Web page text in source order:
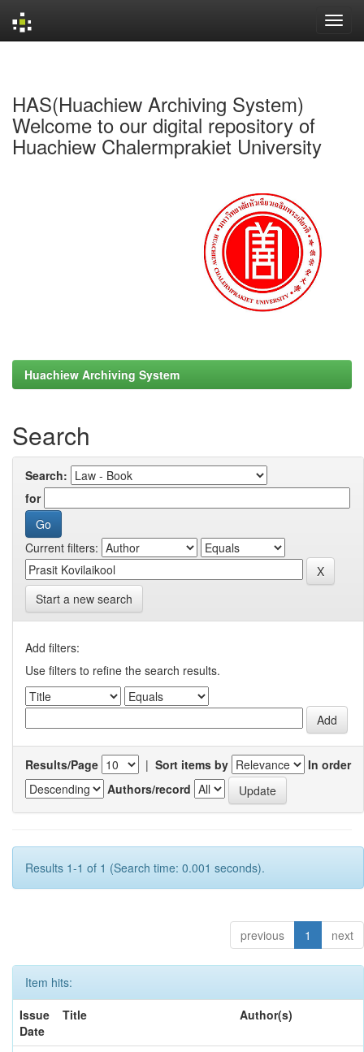
HAS(Huachiew Archiving System)
Welcome to our digital repository of
Huachiew Chalermprakiet University
Huachiew Archiving System
Search
Search:
for
Current filters:
Start a new search
Add filters:
Use filters to refine the search results.
Results/Page | Sort items by
In order
Authors/record
Results 1-1 of 1 (Search time: 0.001 seconds).
previous 1 next
Item hits:
Issue
Date
Title Author(s)